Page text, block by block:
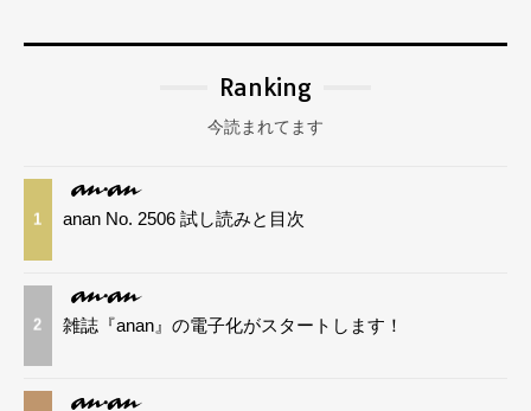
Ranking
今読まれてます
1 anan No. 2506 試し読みと目次
2 雑誌『anan』の電子化がスタートします！